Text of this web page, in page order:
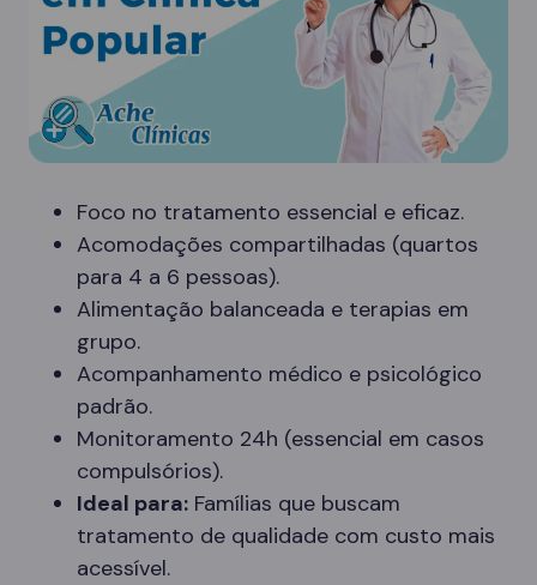
Foco no tratamento essencial e eficaz.
Acomodações compartilhadas (quartos
para 4 a 6 pessoas).
Alimentação balanceada e terapias em
grupo.
Acompanhamento médico e psicológico
padrão.
Monitoramento 24h (essencial em casos
compulsórios).
Ideal para: Famílias que buscam
tratamento de qualidade com custo mais
acessível.